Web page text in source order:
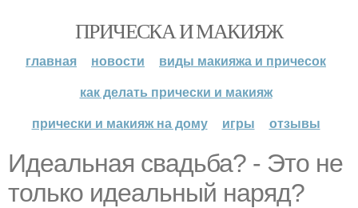
ПРИЧЕСКА И МАКИЯЖ
главная новости
виды макияжа и причесок
как делать прически и макияж
прически и макияж на дому
игры отзывы
Идеальная свадьба? - Это не
только идеальный наряд?